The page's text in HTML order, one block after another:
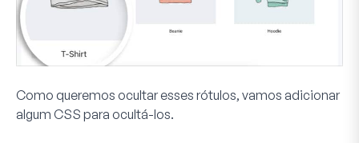
Como queremos ocultar esses rótulos, vamos adicionar
algum CSS para ocultá-los.